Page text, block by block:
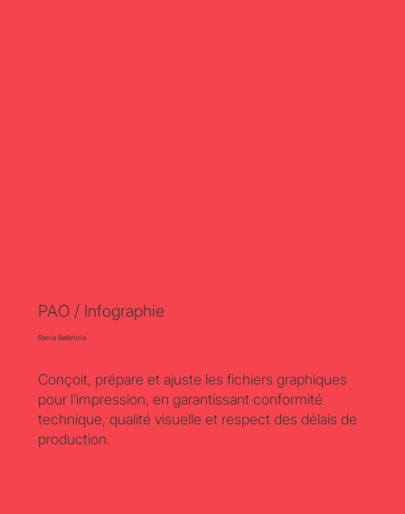
PAO / Infographie
Rania Belkhiria
Conçoit, prépare et ajuste les fichiers graphiques
pour l’impression, en garantissant conformité
technique, qualité visuelle et respect des délais de
production.